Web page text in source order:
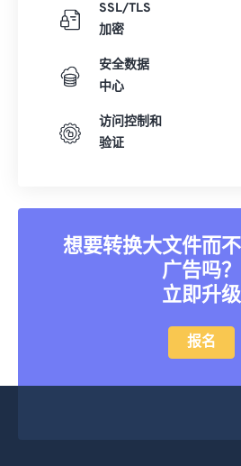
SSL/TLS
加密
安全数据
中心
访问控制和
验证
想要转换大文件而
广告吗？
立即升级
报名